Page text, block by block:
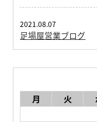
足場屋営業ブログ
2021.08.07
月 火